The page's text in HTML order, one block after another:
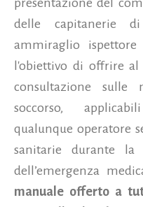
delle capitanerie
ammiraglio
l'obiettivo di offrire
consultazione
soccorso,
qualunque operatore
sanitarie durante la
dell’emergenza
manuale offerto a